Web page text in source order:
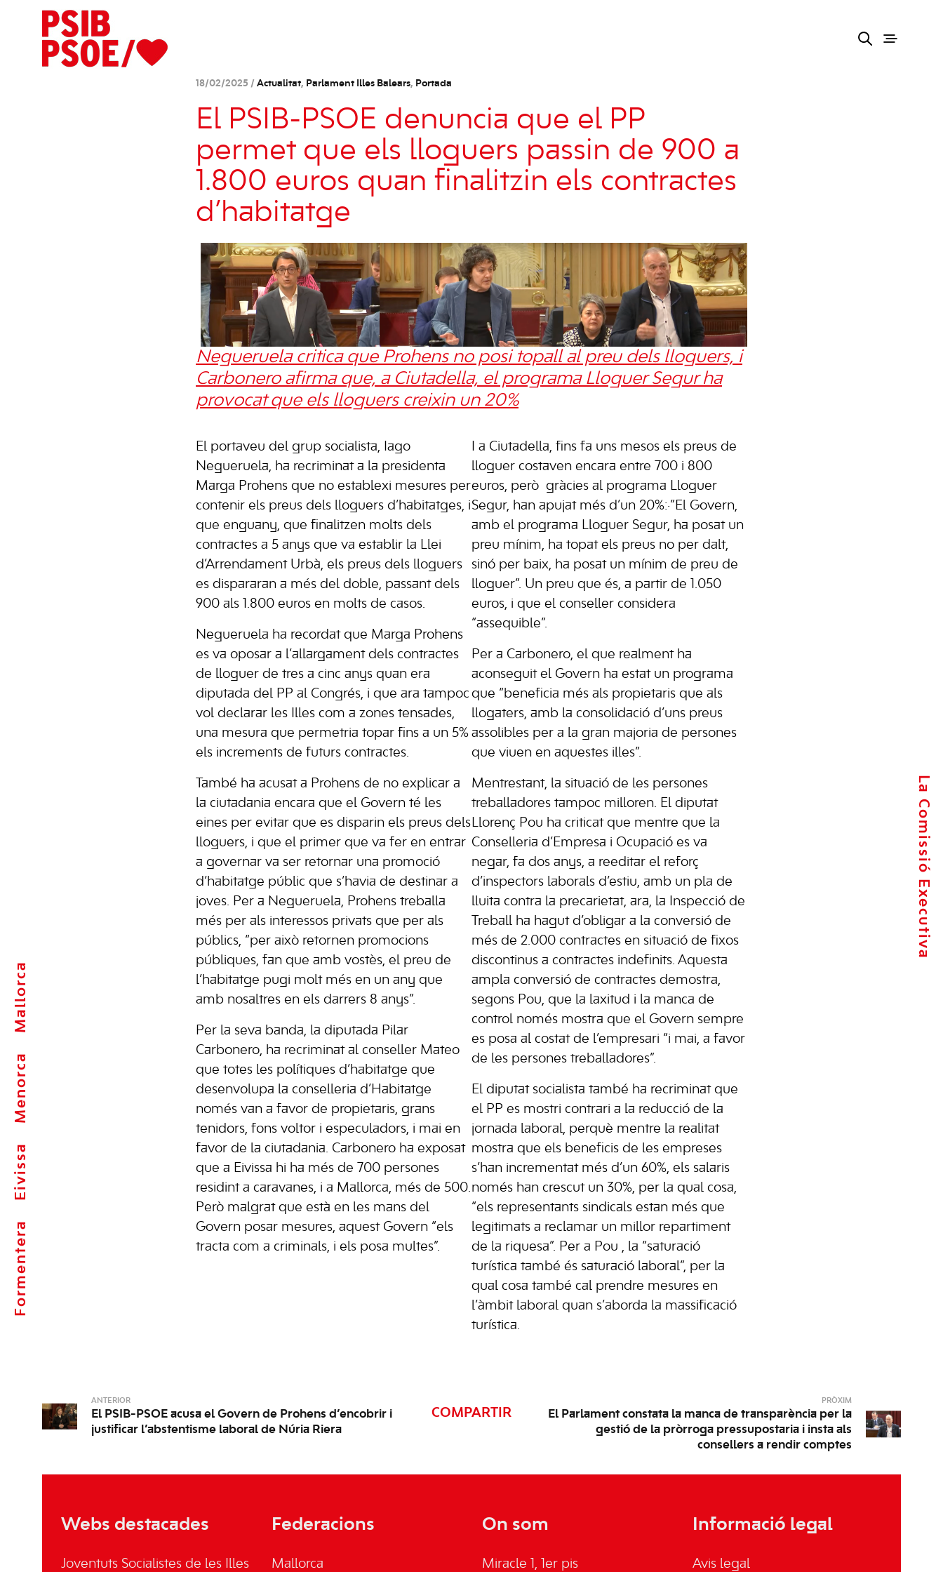
Formentera
Eivissa
Menorca
Mallorca
La Comissió Executiva
18/02/2025 / Actualitat, Parlament Illes Balears, Portada
El PSIB-PSOE denuncia que el PP
permet que els lloguers passin de 900 a
1.800 euros quan finalitzin els contractes
d’habitatge
Negueruela critica que Prohens no posi topall al preu dels lloguers, i
Carbonero afirma que, a Ciutadella, el programa Lloguer Segur ha
provocat que els lloguers creixin un 20%
El portaveu del grup socialista, Iago
Negueruela, ha recriminat a la presidenta
Marga Prohens que no establexi mesures per
contenir els preus dels lloguers d’habitatges, i
que enguany, que finalitzen molts dels
contractes a 5 anys que va establir la Llei
d’Arrendament Urbà, els preus dels lloguers
es dispararan a més del doble, passant dels
900 als 1.800 euros en molts de casos.
Negueruela ha recordat que Marga Prohens
es va oposar a l’allargament dels contractes
de lloguer de tres a cinc anys quan era
diputada del PP al Congrés, i que ara tampoc
vol declarar les Illes com a zones tensades,
una mesura que permetria topar fins a un 5%
els increments de futurs contractes.
També ha acusat a Prohens de no explicar a
la ciutadania encara que el Govern té les
eines per evitar que es disparin els preus dels
lloguers, i que el primer que va fer en entrar
a governar va ser retornar una promoció
d’habitatge públic que s’havia de destinar a
joves. Per a Negueruela, Prohens treballa
més per als interessos privats que per als
públics, “per això retornen promocions
públiques, fan que amb vostès, el preu de
l’habitatge pugi molt més en un any que
amb nosaltres en els darrers 8 anys”.
Per la seva banda, la diputada Pilar
Carbonero, ha recriminat al conseller Mateo
que totes les polítiques d’habitatge que
desenvolupa la conselleria d’Habitatge
només van a favor de propietaris, grans
tenidors, fons voltor i especuladors, i mai en
favor de la ciutadania. Carbonero ha exposat
que a Eivissa hi ha més de 700 persones
residint a caravanes, i a Mallorca, més de 500.
Però malgrat que està en les mans del
Govern posar mesures, aquest Govern “els
tracta com a criminals, i els posa multes”.
I a Ciutadella, fins fa uns mesos els preus de
lloguer costaven encara entre 700 i 800
euros, però gràcies al programa Lloguer
Segur, han apujat més d’un 20%:·”El Govern,
amb el programa Lloguer Segur, ha posat un
preu mínim, ha topat els preus no per dalt,
sinó per baix, ha posat un mínim de preu de
lloguer”. Un preu que és, a partir de 1.050
euros, i que el conseller considera
“assequible”.
Per a Carbonero, el que realment ha
aconseguit el Govern ha estat un programa
que “beneficia més als propietaris que als
llogaters, amb la consolidació d’uns preus
assolibles per a la gran majoria de persones
que viuen en aquestes illes”.
Mentrestant, la situació de les persones
treballadores tampoc milloren. El diputat
Llorenç Pou ha criticat que mentre que la
Conselleria d’Empresa i Ocupació es va
negar, fa dos anys, a reeditar el reforç
d’inspectors laborals d’estiu, amb un pla de
lluita contra la precarietat, ara, la Inspecció de
Treball ha hagut d’obligar a la conversió de
més de 2.000 contractes en situació de fixos
discontinus a contractes indefinits. Aquesta
ampla conversió de contractes demostra,
segons Pou, que la laxitud i la manca de
control només mostra que el Govern sempre
es posa al costat de l’empresari “i mai, a favor
de les persones treballadores”.
El diputat socialista també ha recriminat que
el PP es mostri contrari a la reducció de la
jornada laboral, perquè mentre la realitat
mostra que els beneficis de les empreses
s’han incrementat més d’un 60%, els salaris
només han crescut un 30%, per la qual cosa,
“els representants sindicals estan més que
legitimats a reclamar un millor repartiment
de la riquesa”. Per a Pou , la “saturació
turística també és saturació laboral”, per la
qual cosa també cal prendre mesures en
l’àmbit laboral quan s’aborda la massificació
turística.
ANTERIOR
El PSIB-PSOE acusa el Govern de Prohens d’encobrir i
justificar l’abstentisme laboral de Núria Riera
COMPARTIR
PRÒXIM
El Parlament constata la manca de transparència per la
gestió de la pròrroga pressupostaria i insta als
consellers a rendir comptes
Webs destacades
Joventuts Socialistes de les Illes
Federacions
Mallorca
On som
Miracle 1, 1er pis
Informació legal
Avis legal